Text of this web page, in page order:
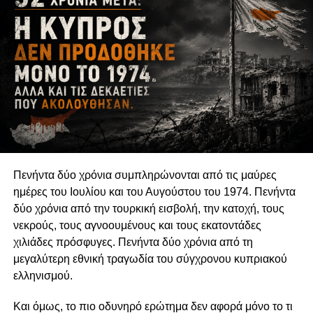
αναπτύσσονται μορφές κοινωνικής εκπροσώπησης,
δημόσιου ελέγχου και συλλογικής διεκδίκησης οι οποίες
δεν εξαντλούνται στους θεσμούς της αντιπροσωπευτικής
δημοκρατίας. Η δυνατότητα των οργανώσεων να
αναδεικνύουν παραμελημένα προβλήματα, να
υπερασπίζονται δικαιώματα και να συμβάλλουν στη
διαμόρφωση δημόσιων πολιτικών συνδέεται άμεσα με τη
διατήρηση της οργανωτικής και πνευματικής τους
αυτονομίας.
Η αυτονομία αυτή δεν συνεπάγεται πολιτική
ουδετερότητα. Μια οργάνωση μπορεί θεμιτά να
υποστηρίζει περιβαλλοντικές πολιτικές, κοινωνικά
δικαιώματα, θεσμικές μεταρρυθμίσεις ή συγκεκριμένες
νομοθετικές παρεμβάσεις. Μπορεί επίσης να ασκεί κριτική
στην κυβέρνηση, να συνεργάζεται με αιρετούς
εκπροσώπους ή να συμμετέχει σε διαδικασίες δημόσιας
Πενήντα δύο χρόνια συμπληρώνονται από τις μαύρες
ημέρες του Ιουλίου και του Αυγούστου του 1974. Πενήντα
δύο χρόνια από την τουρκική εισβολή, την κατοχή, τους
νεκρούς, τους αγνοουμένους και τους εκατοντάδες
χιλιάδες πρόσφυγες. Πενήντα δύο χρόνια από τη
μεγαλύτερη εθνική τραγωδία του σύγχρονου κυπριακού
ελληνισμού.
Και όμως, το πιο οδυνηρό ερώτημα δεν αφορά μόνο το τι